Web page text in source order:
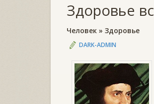
Здоровье
Человек » Здоровье
DARK-ADMIN